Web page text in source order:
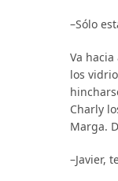
–Sólo
Va
los
Charly
Marga.
–Javier,